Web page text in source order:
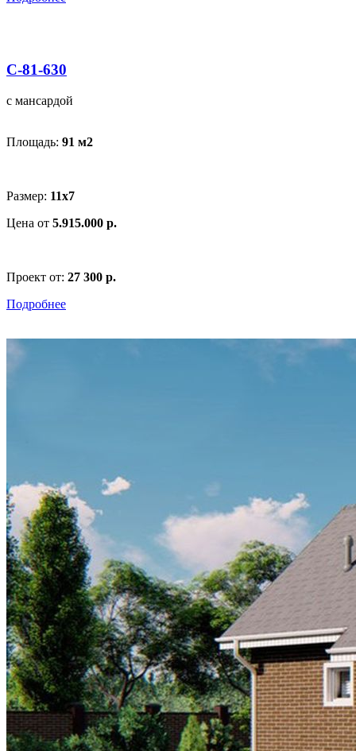
С-81-630
с мансардой
Площадь: 91 м2
Размер: 11x7
Цена от 5.915.000 р.
Проект от: 27 300 р.
Подробнее